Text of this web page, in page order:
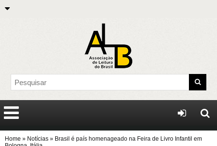
Home » Notícias » Brasil é país homenageado na Feira de Livro Infantil em